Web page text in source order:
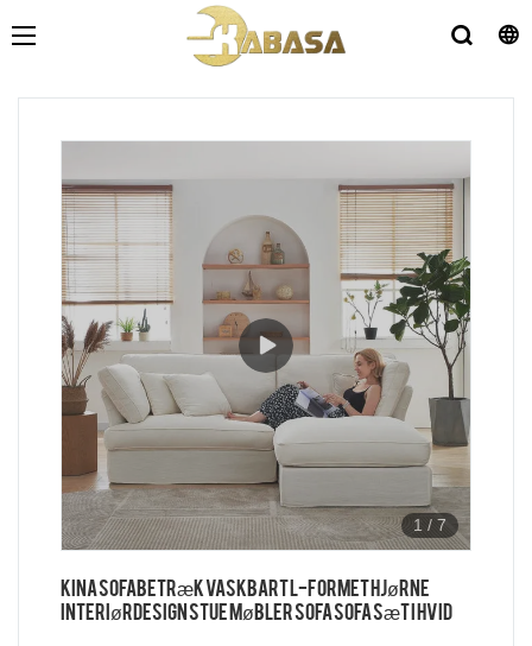
1 / 7
Kina sofabetræk vaskbart L-formet hjørne
interiørdesign stue møbler sofa sofa sæt i hvid